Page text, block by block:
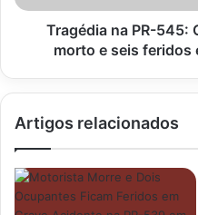
morto
e
Tragédia na PR-545:
morto e seis feridos
Artigos relacionados